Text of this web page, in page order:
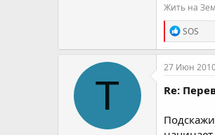
Жить на
R
e
a
c
i
o
s
:
SOS
T
27 Июн
Re: